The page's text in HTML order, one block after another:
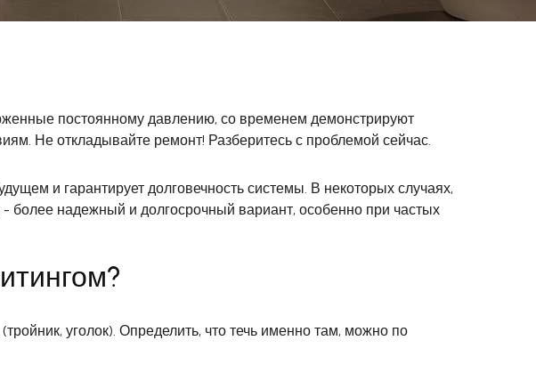
постоянному давлению, со временем демонстрируют
Не откладывайте ремонт! Разберитесь с проблемой сейчас.
и гарантирует долговечность системы. В некоторых случаях,
более надежный и долгосрочный вариант, особенно при частых
уголок). Определить, что течь именно там, можно по